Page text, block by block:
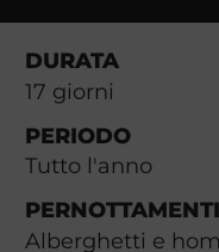
DURATA
17 giorni
PERIODO
Tutto l'anno
PERNOTTAMENTI
Alberghetti e